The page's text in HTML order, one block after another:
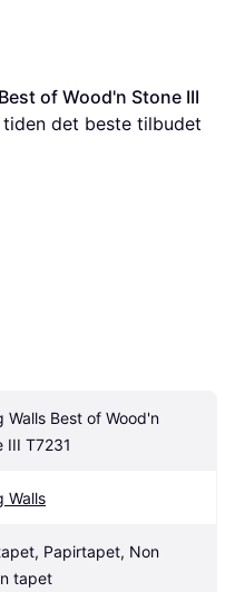
of Wood'n Stone III
det beste tilbudet
Walls Best of Wood'n
III T7231
Walls
Papirtapet, Non
tapet